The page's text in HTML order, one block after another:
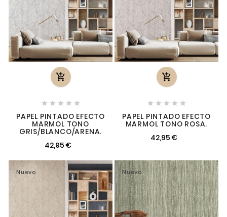

    
PAPEL PINTADO EFECTO
MARMOL TONO
GRIS/BLANCO/ARENA.
42,95 €

    
PAPEL PINTADO EFECTO
MARMOL TONO ROSA.
42,95 €
Nuevo Nuevo